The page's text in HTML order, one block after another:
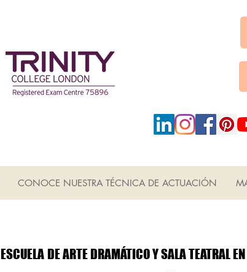
CONOCE NUESTRA TÉCNICA DE ACTUACIÓN
ESCUELA DE ARTE DRAMÁTICO Y SALA TEATRAL
ESCUELA DE ARTE DRAMÁTICO Y SALA TEATRAL